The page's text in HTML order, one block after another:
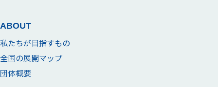
ABOUT
私たちが目指すもの
全国の展開マップ
団体概要